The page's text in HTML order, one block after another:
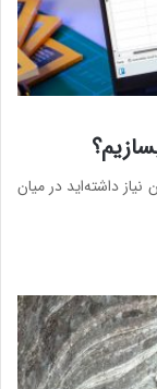
داشته‌اید در میان